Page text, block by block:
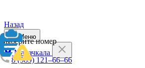
Назад
Выберите номер
8 (989) 121–66–66
Меню
Махачкала